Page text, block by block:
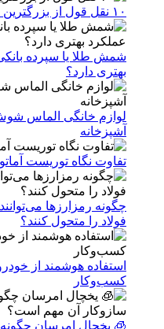
۱۰ نقل قول از بزرگترین معامله‌گران تاریخ که باید بخوانید
شمش طلا یا سپرده
بهتری دارد؟
لوازم خانگی الماس
آشپزخانه
تفاوت نگاه توریست
چگونه رمزارزها
فولاد را متحول کنند؟
استفاده هوشمند از
کسب‌وکار
🧊 یخچال امرسان